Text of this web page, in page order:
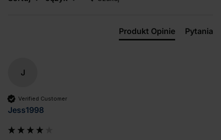
Produkt Opinie Pytania
J
Verified Customer
Jess1998